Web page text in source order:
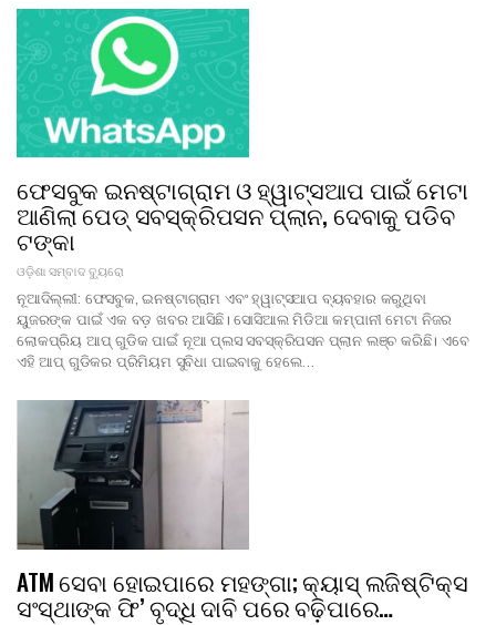
ଫେସବୁକ ଇନଷ୍ଟାଗ୍ରାମ ଓ ହ୍ୱାଟ୍ସଆପ ପାଇଁ ମେଟା
ଆଣିଲା ପେଡ୍ ସବସ୍କ୍ରିପସନ ପ୍ଲାନ, ଦେବାକୁ ପଡିବ
ଟଙ୍କା
ଓଡ଼ିଶା ସମ୍ବାଦ ବ୍ୟୁରୋ
ନୂଆଦିଲ୍ଲୀ: ଫେସବୁକ, ଇନଷ୍ଟାଗ୍ରାମ ଏବଂ ହ୍ୱାଟ୍ସଆପ ବ୍ୟବହାର କରୁଥିବା
ୟୁଜରଙ୍କ ପାଇଁ ଏକ ବଡ଼ ଖବର ଆସିଛି। ସୋସିଆଲ ମିଡିଆ କମ୍ପାନୀ ମେଟା ନିଜର
ଲୋକପ୍ରିୟ ଆପ୍ ଗୁଡିକ ପାଇଁ ନୂଆ ପ୍ଲସ ସବସ୍କ୍ରିପସନ ପ୍ଲାନ ଲଞ୍ଚ କରିଛି। ଏବେ
ଏହି ଆପ୍ ଗୁଡିକର ପ୍ରିମିୟମ ସୁବିଧା ପାଇବାକୁ ହେଲେ…
ATM ସେବା ହୋଇପାରେ ମହଙ୍ଗା; କ୍ୟାସ୍ ଲଜିଷ୍ଟିକ୍ସ
ସଂସ୍ଥାଙ୍କ ଫି’ ବୃଦ୍ଧି ଦାବି ପରେ ବଢ଼ିପାରେ…